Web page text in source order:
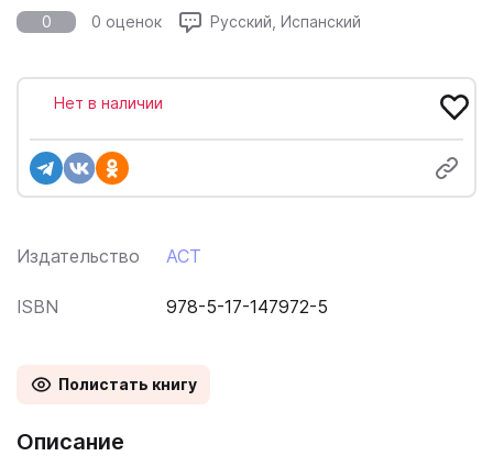
0 0 оценок Русский, Испанский
Издательство АСТ
ISBN 978-5-17-147972-5
Полистать книгу
Нет в наличии
Описание